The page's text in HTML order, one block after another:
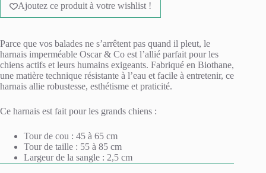
pour
chien
e
n
a
t
i
v
Ajoutez ce produit à votre wishlist !
Parce que vos balades ne s’arrêtent pas quand il pleut, le
harnais imperméable Oscar & Co est l’allié parfait pour les
chiens actifs et leurs humains exigeants. Fabriqué en Biothane,
une matière technique résistante à l’eau et facile à entretenir, ce
harnais allie robustesse, esthétisme et praticité.
Ce harnais est fait pour les grands chiens :
Tour de cou : 45 à 65 cm
Tour de taille : 55 à 85 cm
Largeur de la sangle : 2,5 cm